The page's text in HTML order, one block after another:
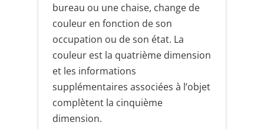
bureau ou une chaise, change de
couleur en fonction de son
occupation ou de son état. La
couleur est la quatrième dimension
et les informations
supplémentaires associées à l’objet
complètent la cinquième
dimension.